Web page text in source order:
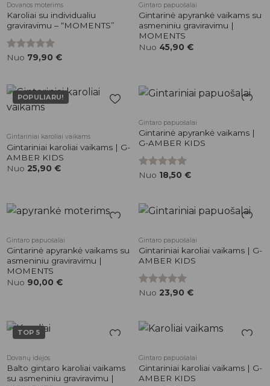
patikusios
prekės
Dovanos moterims
Karoliai su individualiu
graviravimu – “MOMENTS”
Įvertinimas:
Nuo 79,90 €
patikusios
prekės
Gintaro papuošalai
Gintarinė apyrankė vaikams su
asmeniniu graviravimu |
MOMENTS
Nuo 45,90 €
POPULIARU!
Gintariniai karoliai vaikams
Gintariniai karoliai vaikams | G-
AMBER KIDS
Nuo 25,90 €
patikusios
Gintaro papuošalai
Gintarinė apyrankė vaikams |
G-AMBER KIDS
Įvertinimas:
Nuo 18,50 €
patikusios
prekės
Gintaro papuošalai
Gintarinė apyrankė vaikams su
asmeniniu graviravimu |
MOMENTS
Nuo 90,00 €
patikusios
prekės
Gintaro papuošalai
Gintariniai karoliai vaikams | G-
AMBER KIDS
Įvertinimas:
Nuo 23,90 €
TOP 5
patikusios
prekės
Dovanų idėjos
Balto gintaro karoliai vaikams
su asmeniniu graviravimu |
patikusios
prekės
Gintaro papuošalai
Gintariniai karoliai vaikams | G-
AMBER KIDS